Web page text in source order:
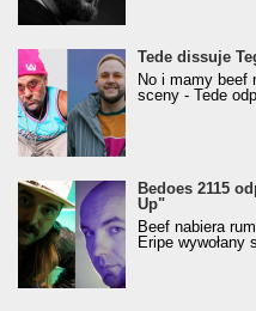
Tede dissuje
No i mamy beef
sceny - Tede
Bedoes 2115
Up"
Beef nabiera
Eripe wywołany